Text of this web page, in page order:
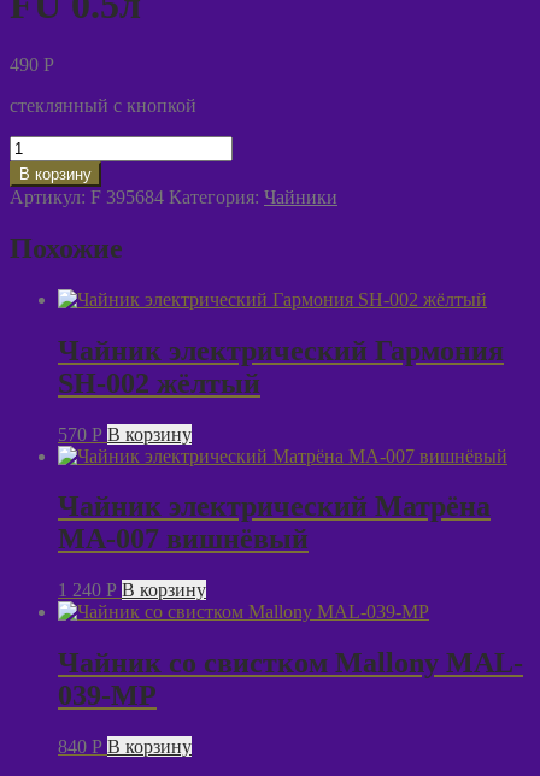
490 P
стеклянный с кнопкой
Количество
товара
Чайник
заварочный
FU
В корзину
Артикул: F 395684 Категория: Чайники
Похожие
Чайник электрический Гармония
SH-002 жёлтый
570 P В корзину
Чайник электрический Матрёна
MA-007 вишнёвый
1 240 P В корзину
Чайник со свистком Mallony MAL-
039-MP
840 P В корзину